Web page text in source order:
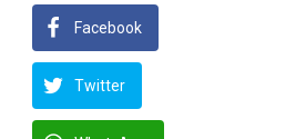
Facebook
Twitter